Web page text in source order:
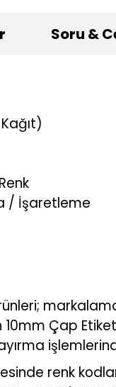
Soru &
/ İşaretleme
Çap
renk